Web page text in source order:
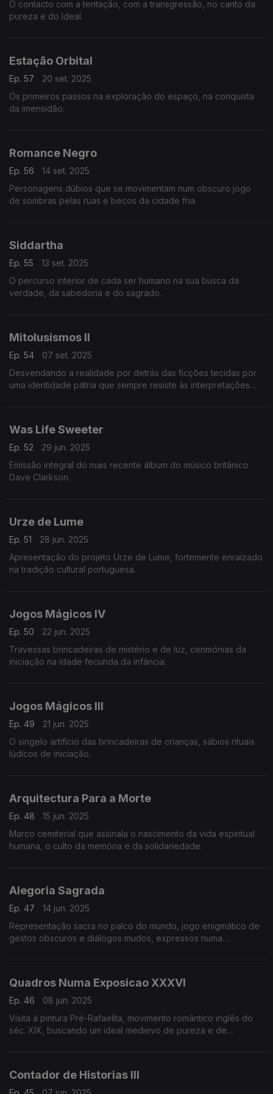
O contacto com a tentação, com a transgressão, no canto da
pureza e do Ideal.
Estação Orbital
Ep. 57
20 set. 2025
Os primeiros passos na exploração do espaço, na conquista
da imensidão.
Romance Negro
Ep. 56
14 set. 2025
Personagens dúbios que se movimentam num obscuro jogo
de sombras pelas ruas e becos da cidade fria.
Siddartha
Ep. 55
13 set. 2025
O percurso interior de cada ser humano na sua busca da
verdade, da sabedoria e do sagrado.
Mitolusismos II
Ep. 54
07 set. 2025
Desvendando a realidade por detrás das ficções tecidas por
uma identidade pátria que sempre resiste às interpretações
Was Life Sweeter
Ep. 52
29 jun. 2025
Emissão integral do mais recente álbum do músico britânico
Dave Clarkson.
Urze de Lume
Ep. 51
28 jun. 2025
Apresentação do projeto Urze de Lume, fortemente enraizado
na tradição cultural portuguesa.
Jogos Mágicos IV
Ep. 50
22 jun. 2025
Travessas brincadeiras de mistério e de luz, cerimónias da
iniciação na idade fecunda da infância.
Jogos Mágicos III
Ep. 49
21 jun. 2025
O singelo artifício das brincadeiras de crianças, sábios rituais
lúdicos de iniciação.
Arquitectura Para a Morte
Ep. 48
15 jun. 2025
Marco cemiterial que assinala o nascimento da vida espiritual
humana, o culto da memória e da solidariedade.
Alegoria Sagrada
Ep. 47
14 jun. 2025
Representação sacra no palco do mundo, jogo enigmático de
gestos obscuros e diálogos mudos, expressos numa
Quadros Numa Exposicao XXXVI
Ep. 46
08 jun. 2025
Visita à pintura Pré-Rafaelita, movimento romântico inglês do
séc. XIX, buscando um ideal medievo de pureza e de
Contador de Historias III